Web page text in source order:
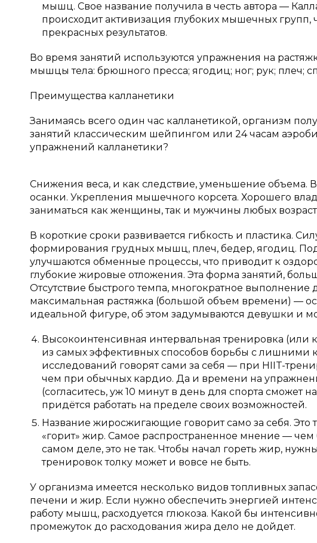
мышц. Свое название получила в честь автора —
происходит активизация глубоких мышечных групп,
прекрасных результатов.
Во время занятий используются упражнения на
мышцы тела: брюшного пресса; ягодиц; ног; рук; плеч;
Преимущества калланетики
Занимаясь всего один час калланетикой, организм
занятий классическим шейпингом или 24 часам
упражнений калланетики?
Снижения веса, и как следствие, уменьшение объема.
осанки. Укрепления мышечного корсета. Хорошего
заниматься как женщины, так и мужчины любых
В короткие сроки развивается гибкость и пластика.
формирования грудных мышц, плеч, бедер, ягодиц.
улучшаются обменные процессы, что приводит к
глубокие жировые отложения. Эта форма занятий,
Отсутствие быстрого темпа, многократное
максимальная растяжка (большой объем времени) —
идеальной фигуре, об этом задумываются девушки и
Высокоинтенсивная интервальная тренировка
из самых эффективных способов борьбы с лишними
исследований говорят сами за себя — при HIIT-
чем при обычных кардио. Да и времени на
(согласитесь, уж 10 минут в день для спорта сможет
придётся работать на пределе своих возможностей.
Название жиросжигающие говорит само за себя. Это
«горит» жир. Самое распространенное мнение —
самом деле, это не так. Чтобы начал гореть жир,
тренировок толку может и вовсе не быть.
У организма имеется несколько видов топливных
печени и жир. Если нужно обеспечить энергией
работу мышц, расходуется глюкоза. Какой бы
промежуток до расходования жира дело не дойдет.